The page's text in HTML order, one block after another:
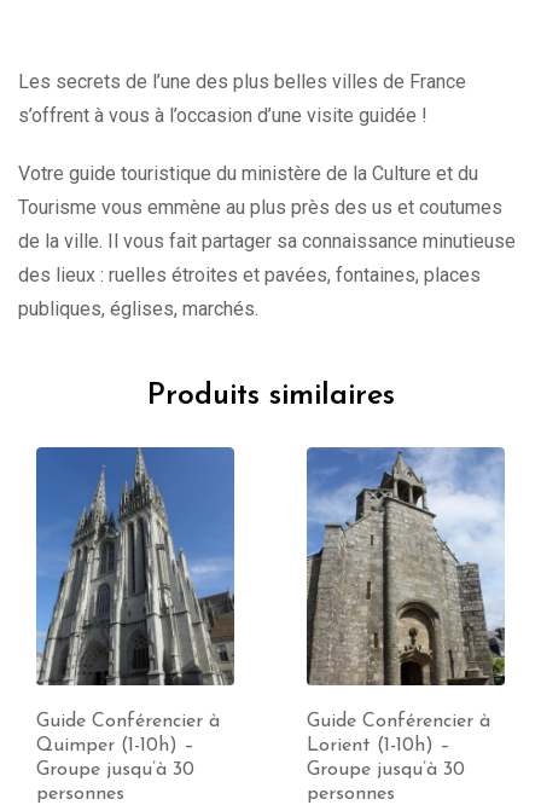
Les secrets de l’une des plus belles villes de France
s’offrent à vous à l’occasion d’une visite guidée !
Votre guide touristique du ministère de la Culture et du
Tourisme vous emmène au plus près des us et coutumes
de la ville. Il vous fait partager sa connaissance minutieuse
des lieux : ruelles étroites et pavées, fontaines, places
publiques, églises, marchés.
Produits similaires
Guide Conférencier à
Quimper (1-10h) –
Groupe jusqu’à 30
personnes
Guide Conférencier à
Lorient (1-10h) –
Groupe jusqu’à 30
personnes